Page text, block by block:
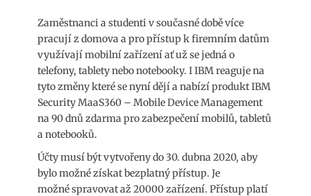
Zaměstnanci a studenti v současné době více
pracují z domova a pro přístup k firemním datům
využívají mobilní zařízení ať už se jedná o
telefony, tablety nebo notebooky. I IBM reaguje na
tyto změny které se nyní dějí a nabízí produkt IBM
Security MaaS360 – Mobile Device Management
na 90 dnů zdarma pro zabezpečení mobilů, tabletů
a notebooků.
Účty musí být vytvořeny do 30. dubna 2020, aby
bylo možné získat bezplatný přístup. Je
možné spravovat až 20000 zařízení. Přístup platí